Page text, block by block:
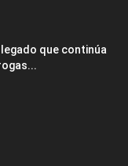
que continúa